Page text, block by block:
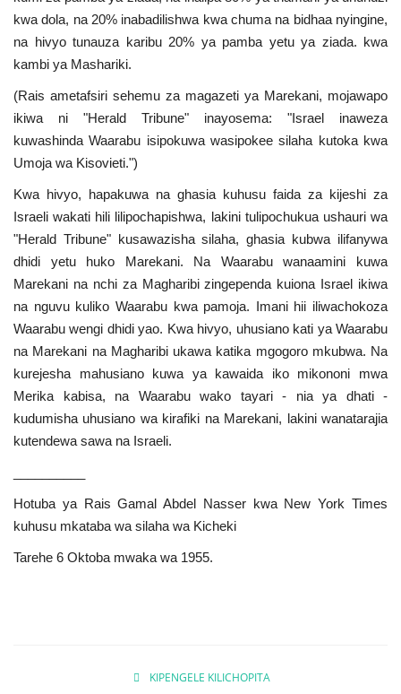
kwa dola, na 20% inabadilishwa kwa chuma na bidhaa nyingine,
na hivyo tunauza karibu 20% ya pamba yetu ya ziada. kwa
kambi ya Mashariki.
(Rais ametafsiri sehemu za magazeti ya Marekani, mojawapo
ikiwa ni "Herald Tribune" inayosema: "Israel inaweza
kuwashinda Waarabu isipokuwa wasipokee silaha kutoka kwa
Umoja wa Kisovieti.")
Kwa hivyo, hapakuwa na ghasia kuhusu faida za kijeshi za
Israeli wakati hili lilipochapishwa, lakini tulipochukua ushauri wa
"Herald Tribune" kusawazisha silaha, ghasia kubwa ilifanywa
dhidi yetu huko Marekani. Na Waarabu wanaamini kuwa
Marekani na nchi za Magharibi zingependa kuiona Israel ikiwa
na nguvu kuliko Waarabu kwa pamoja. Imani hii iliwachokoza
Waarabu wengi dhidi yao. Kwa hivyo, uhusiano kati ya Waarabu
na Marekani na Magharibi ukawa katika mgogoro mkubwa. Na
kurejesha mahusiano kuwa ya kawaida iko mikononi mwa
Merika kabisa, na Waarabu wako tayari - nia ya dhati -
kudumisha uhusiano wa kirafiki na Marekani, lakini wanatarajia
kutendewa sawa na Israeli.
Hotuba ya Rais Gamal Abdel Nasser kwa New York Times
kuhusu mkataba wa silaha wa Kicheki
Tarehe 6 Oktoba mwaka wa 1955.
KIPENGELE KILICHOPITA